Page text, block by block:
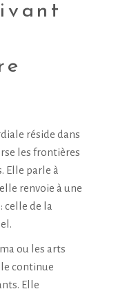
réside dans
les frontières
Elle parle à
renvoie à une
celle de la
ou les arts
continue
Elle